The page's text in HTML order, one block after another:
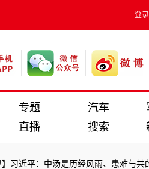
登录
专题 汽车
直播 搜索
中汤是历经风雨、患难与共的真朋友